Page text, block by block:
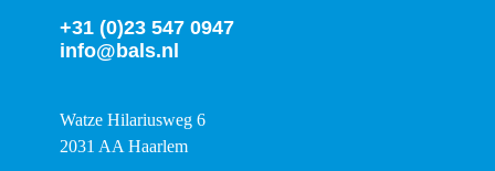
+31 (0)23 547 0947
info@bals.nl
Watze Hilariusweg 6
2031 AA Haarlem